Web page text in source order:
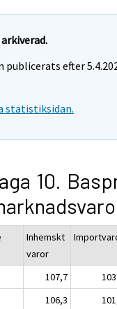
publicerats efter
statistiksidan.
10.
Inhemskt
varor
107,7
106,3